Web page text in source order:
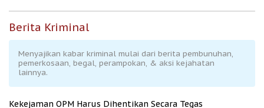
Berita Kriminal
Menyajikan kabar kriminal mulai dari berita pembunuhan,
pemerkosaan, begal, perampokan, & aksi kejahatan
lainnya.
Kekejaman OPM Harus Dihentikan Secara Tegas